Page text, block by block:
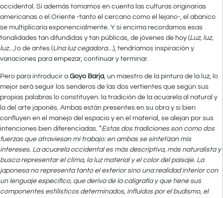
occidental. Si además tomamos en cuenta las culturas originarias
americanas o el Oriente -tanto el cercano como el lejano-, el abanico
se multiplicaría exponencialmente. Y si encima recordamos esas
tonalidades tan difundidas y tan públicas, de jóvenes de hoy (Luz, luz,
luz…)o de antes (Una luz cegadora…), tendríamos inspiración y
variaciones para empezar, continuar y terminar.
Pero para introducir a Goyo Barja, un maestro de la pintura de la luz, lo
mejor será seguir los senderos de las dos vertientes que según sus
propias palabras lo constituyen: la tradición de la acuarela al natural y
la del arte japonés. Ambas están presentes en su obra y si bien
confluyen en el manejo del espacio y en el material, se alejan por sus
intenciones bien diferenciadas. “Estas dos tradiciones son como dos
fuerzas que atraviesan mi trabajo: en ambas se sintetizan mis
intereses. La acuarela occidental es más descriptiva, más naturalista y
busca representar el clima, la luz material y el color del paisaje. La
japonesa no representa tanto el exterior sino una realidad interior con
un lenguaje específico, que deriva de la caligrafía y que tiene sus
componentes estilísticos determinados, influidos por el budismo, el